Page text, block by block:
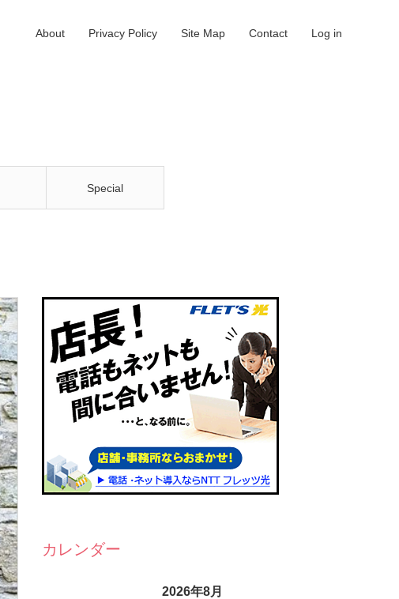
Special
About Privacy Policy Site Map Contact Log in
カレンダー
2026年8月